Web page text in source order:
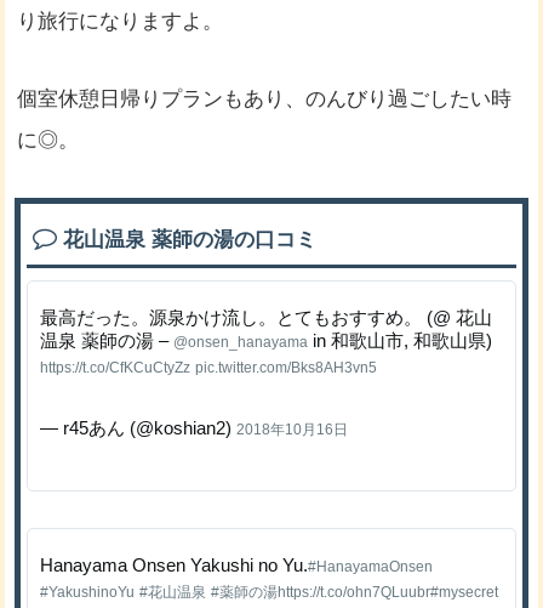
り旅行になりますよ。
個室休憩日帰りプランもあり、のんびり過ごしたい時
に◎。
花山温泉 薬師の湯の口コミ
最高だった。源泉かけ流し。とてもおすすめ。 (@ 花山
温泉 薬師の湯 – @onsen_hanayama in 和歌山市, 和歌山県)
https://t.co/CfKCuCtyZz pic.twitter.com/Bks8AH3vn5
— r45あん (@koshian2)2018年10月16日
Hanayama Onsen Yakushi no Yu.#HanayamaOnsen
#YakushinoYu #花山温泉 #薬師の湯https://t.co/ohn7QLuubr#mysecret